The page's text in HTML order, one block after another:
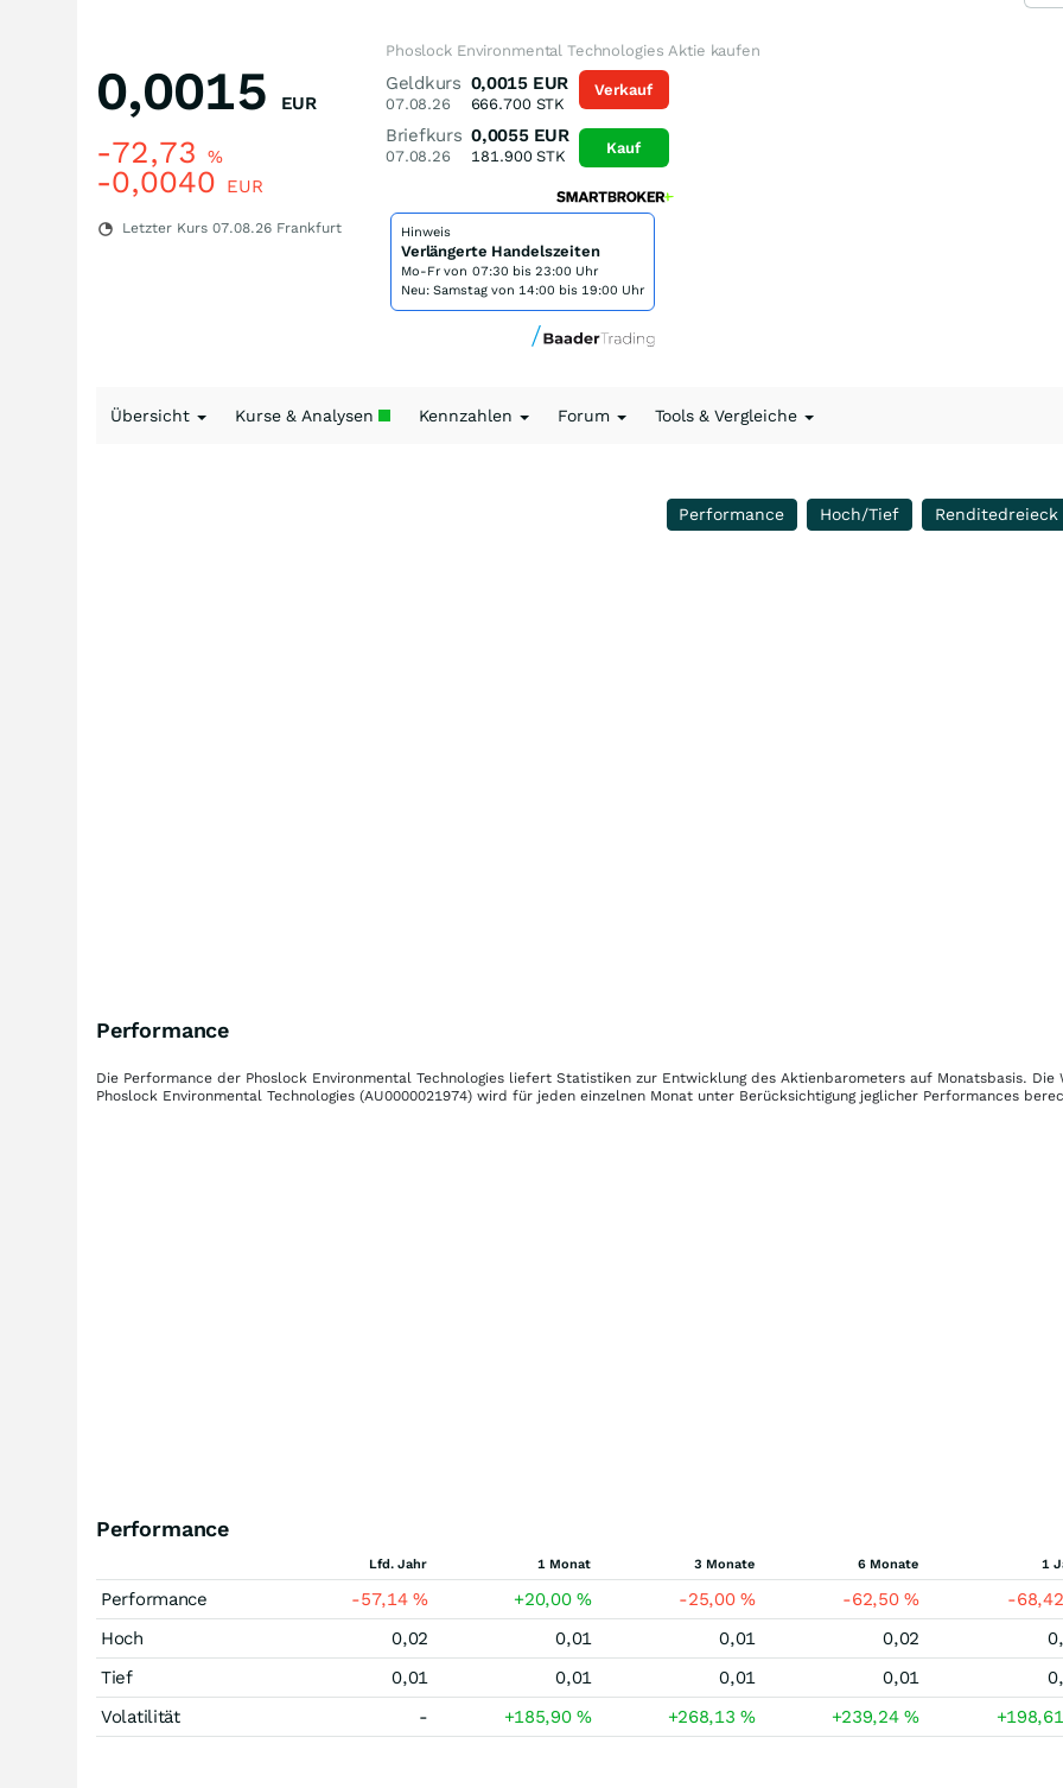
0,0015 EUR
-72,73 %
-0,0040 EUR
Letzter Kurs 07.08.26 Frankfurt
Phoslock Environmental Technologies Aktie kaufen
Geldkurs
07.08.26
0,0015 EUR
666.700STK
Briefkurs
07.08.26
0,0055 EUR
181.900STK
Verkauf
Kauf
Hinweis
Verlängerte Handelszeiten
Mo-Fr von 07:30 bis 23:00 Uhr
Neu: Samstag von 14:00 bis 19:00 Uhr
Übersicht Kurse & Analysen Kennzahlen Forum Tools & Vergleiche
Performance Hoch/Tief Renditedreieck
Performance
Die Performance der Phoslock Environmental Technologies liefert Statistiken zur Entwicklung des Aktienbarometers auf Monatsbasis. Die
Phoslock Environmental Technologies (AU0000021974) wird für jeden einzelnen Monat unter Berücksichtigung jeglicher Performances
Performance
Lfd. Jahr 1 Monat 3 Monate 6 Monate 1
Performance -57,14% +20,00% -25,00% -62,50% -
Hoch
0,02 0,01 0,01 0,02
Tief
0,01 0,01 0,01 0,01
Volatilität
- +185,90% +268,13% +239,24%